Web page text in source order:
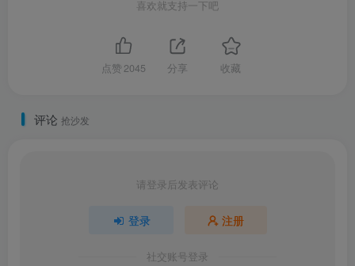
喜欢就支持一下吧
点赞 2045 分享 收藏
评论 抢沙发
请登录后发表评论
登录 注册
社交账号登录